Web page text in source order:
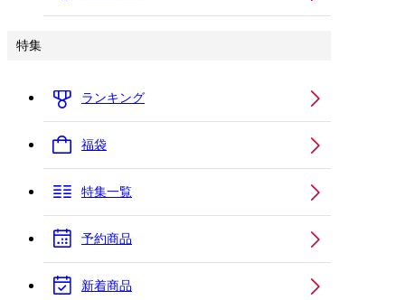
特集
ランキング
福袋
特集一覧
予約商品
新着商品